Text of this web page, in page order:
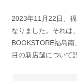
2023年11月22日、
なりました。それは
BOOKSTORE福島
目の新店舗について